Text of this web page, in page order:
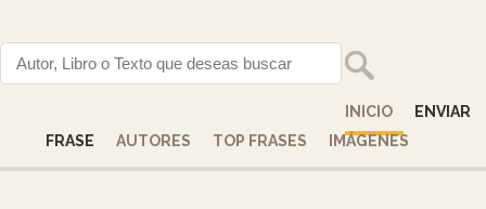
INICIO
ENVIAR
FRASE
AUTORES TOP FRASES IMÁGENES